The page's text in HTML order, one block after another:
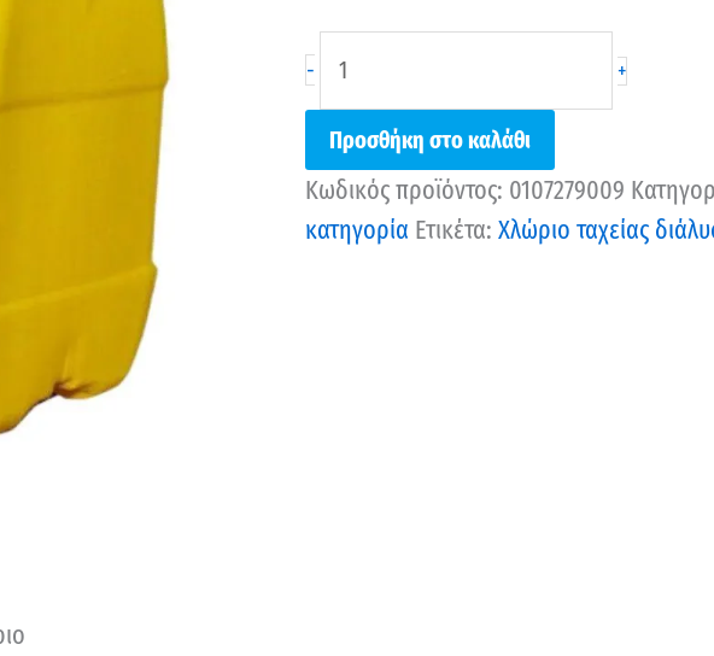
- +
Προσθήκη στο καλάθι
Κωδικός προϊόντος: 0107279009
κατηγορία Ετικέτα: Χλώριο ταχείας